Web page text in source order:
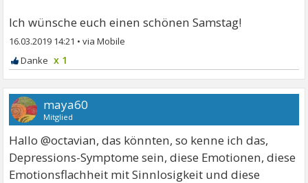
Ich wünsche euch einen schönen Samstag!
16.03.2019 14:21 •
x 1
maya60
Mitglied
Hallo @octavian, das könnten, so kenne ich das,
Depressions-Symptome sein, diese Emotionen, diese
Emotionsflachheit mit Sinnlosigkeit und diese